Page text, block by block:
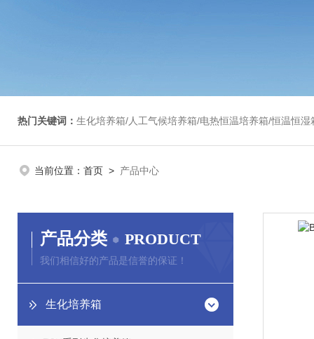
热门关键词： 生化培养箱/人工气候培养箱/电热恒温培养箱/恒温恒湿箱/光照培养箱/二氧化碳培养箱
当前位置： 首页 > 产品中心
产品分类 PRODUCT
我们相信好的产品是信誉的保证！
生化培养箱